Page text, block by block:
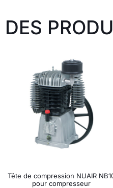
DES
Tête de compression NUAIR
pour compresseur